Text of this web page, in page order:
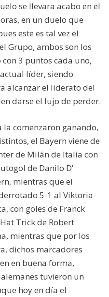
se llevara acabo en el
en un duelo que
este es tal vez el
Grupo, ambos son los
3 puntos cada uno,
líder, siendo
alcanzar el liderato del
darse el lujo de perder.
comenzaron ganando,
el Bayern viene de
de Milán de Italia con
de Danilo D’
mientras que el
5-1 al Viktoria
con goles de Franck
Trick de Robert
mientras que por los
dichos marcadores
en buena forma,
tuvieron un
hoy en día el